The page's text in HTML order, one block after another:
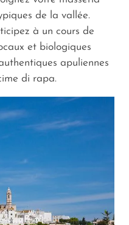
de la vallée.
à un cours de
et biologiques
apuliennes
di rapa.